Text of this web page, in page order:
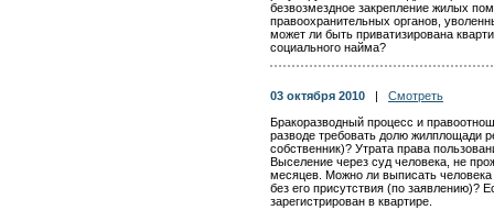
безвозмездное закрепление жилых
правоохранительных органов,
может ли быть приватизирована
социального найма?
03 октября 2010
Смотреть
Бракоразводный процесс и
разводе требовать долю жилплощади
собственник)? Утрата права
Выселение через суд человека, не
месяцев. Можно ли выписать
без его присутствия (по заявлению)?
зарегистрирован в квартире.